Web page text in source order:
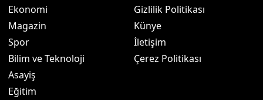
Ekonomi
Magazin
Spor
Bilim ve Teknoloji
Asayiş
Eğitim
Gizlilik Politikası
Künye
İletişim
Çerez Politikası